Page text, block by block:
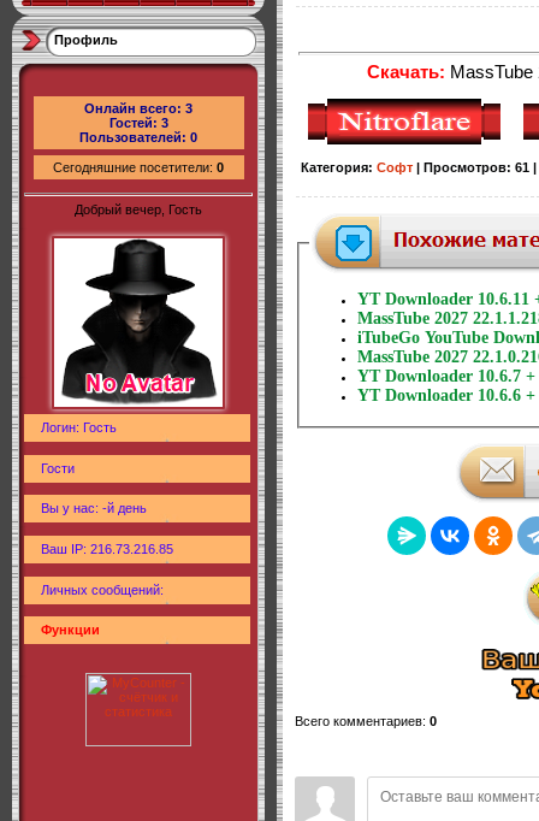
Профиль
Онлайн всего: 3
Гостей: 3
Пользователей: 0
Сегодняшние посетители: 0
Добрый вечер, Гость
Логин: Гость
Гости
Вы у нас: -й день
Ваш IP: 216.73.216.85
Личных сообщений:
Функции
Скачать: MassTube
Категория: Софт Просмотров: 61
YT Downloader 10.6.11
MassTube 2027
iTubeGo YouTube
MassTube 2027
YT Downloader 10.6.7
YT Downloader 10.6.6
Всего комментариев: 0